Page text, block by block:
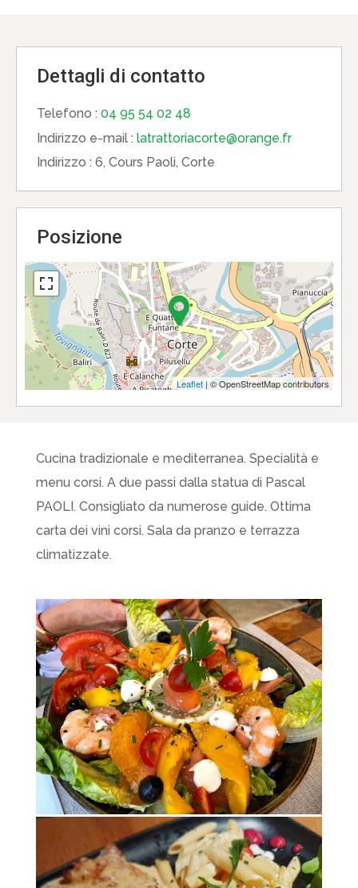
Dettagli di contatto
Telefono : 04 95 54 02 48
Indirizzo e-mail : latrattoriacorte@orange.fr
Indirizzo : 6, Cours Paoli, Corte
Posizione
Leaflet | © OpenStreetMap contributors
Cucina tradizionale e mediterranea. Specialità e
menu corsi. A due passi dalla statua di Pascal
PAOLI. Consigliato da numerose guide. Ottima
carta dei vini corsi. Sala da pranzo e terrazza
climatizzate.